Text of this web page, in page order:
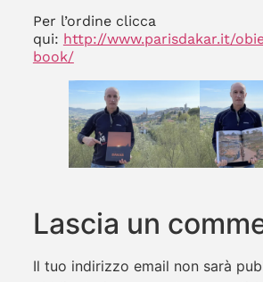
Per l’ordine clicca
qui: http://www.parisdakar.it/
book/
Lascia un
Il tuo indirizzo email non sarà